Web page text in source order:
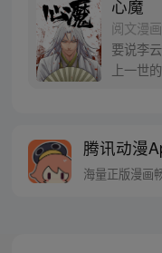
心魔
阅文漫
要说李
上一世
黑白阎
来？ 李
腾讯动漫
海量正版漫画